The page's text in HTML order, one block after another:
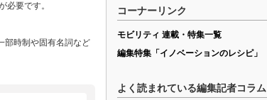
必要です。
部時制や固有名詞など
コーナーリンク
モビリティ 連載・特集一覧
編集特集「イノベーションのレシピ」
よく読まれている編集記者コラム